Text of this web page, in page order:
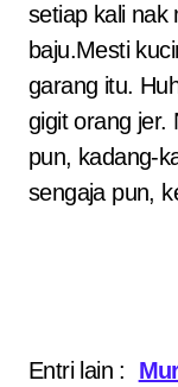
setiap kali nak
baju.Mesti
garang itu.
gigit orang jer.
pun, kadang-
sengaja pun,
Entri lain :